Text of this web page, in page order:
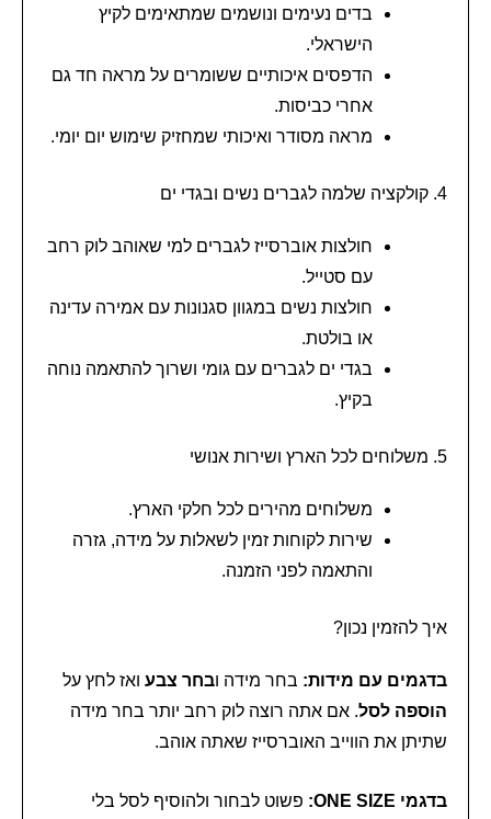
בדים נעימים ונושמים שמתאימים לקיץ
הישראלי.
הדפסים איכותיים ששומרים על מראה חד גם
אחרי כביסות.
מראה מסודר ואיכותי שמחזיק שימוש יום יומי.
4. קולקציה שלמה לגברים נשים ובגדי ים
חולצות אוברסייז לגברים למי שאוהב לוק רחב
עם סטייל.
חולצות נשים במגוון סגנונות עם אמירה עדינה
או בולטת.
בגדי ים לגברים עם גומי ושרוך להתאמה נוחה
בקיץ.
5. משלוחים לכל הארץ ושירות אנושי
משלוחים מהירים לכל חלקי הארץ.
שירות לקוחות זמין לשאלות על מידה, גזרה
והתאמה לפני הזמנה.
איך להזמין נכון?
בדגמים עם מידות: בחר מידה ובחר צבעואז לחץ על
הוספה לסל. אם אתה רוצה לוק רחב יותר בחר מידה
שתיתן את הווייב האוברסייז שאתה אוהב.
בדגמי ONE SIZE:
פשוט לבחור ולהוסיף לסל בלי